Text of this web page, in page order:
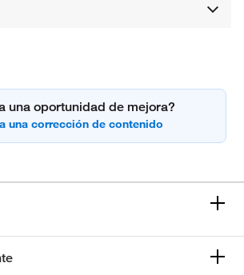
una oportunidad de mejora?